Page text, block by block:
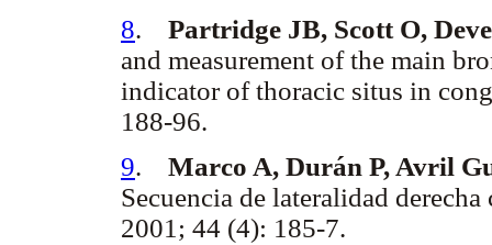
8. Partridge JB, Scott O,
and measurement of the main
indicator of thoracic situs in
188-96.
9. Marco A, Durán P, Avril
Secuencia de lateralidad
2001; 44 (4): 185-7.